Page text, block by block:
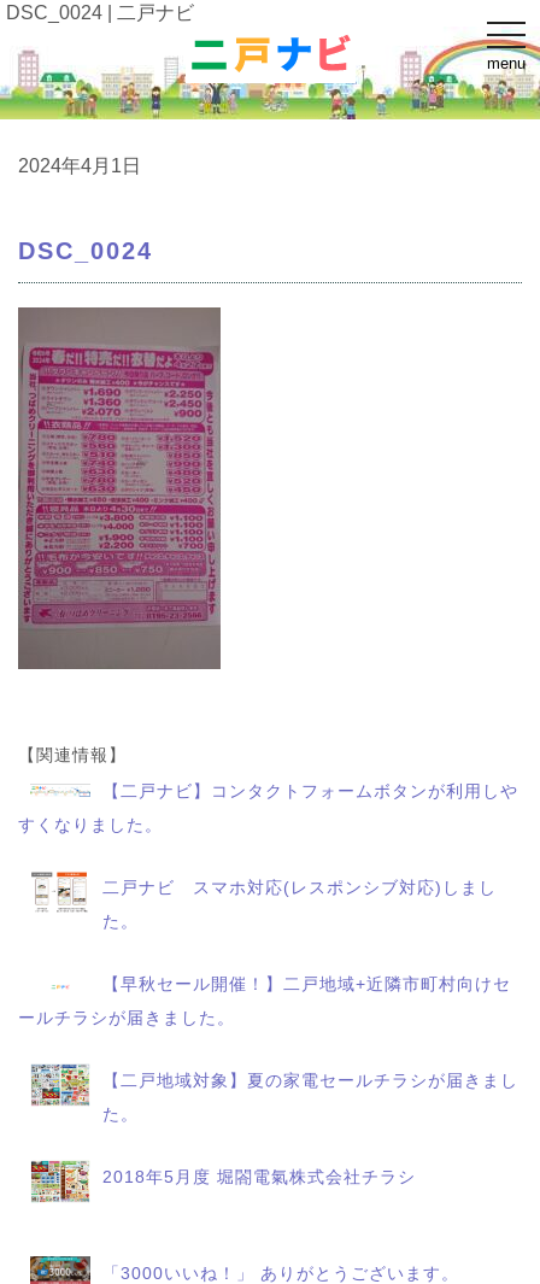
t
o
g
g
l
e
o
menu
DSC_0024 | 二戸ナビ
2024年4月1日
DSC_0024
【関連情報】
【二戸ナビ】コンタクトフォームボタンが利用しや
すくなりました。
二戸ナビ スマホ対応(レスポンシブ対応)しまし
た。
【早秋セール開催！】二戸地域+近隣市町村向けセ
ールチラシが届きました。
【二戸地域対象】夏の家電セールチラシが届きまし
た。
2018年5月度 堀閤電氣株式会社チラシ
「3000いいね！」 ありがとうございます。